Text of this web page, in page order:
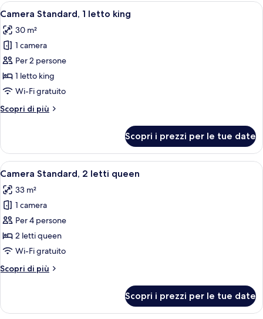
letti
Apri
tutte
le
foto
per
Camera
Standard,
letto
Una camera d'albergo con un letto
4
Camera Standard, 1 letto king
30 m²
1 camera
Per 2 persone
1 letto king
Wi-Fi gratuito
Scopri di più
Altri
Standard,
letto
Scopri i prezzi per le tue date
Apri
tutte
le
foto
per
Camera
Standard,
letti
Una camera d'albergo con un letto,
4
Camera Standard, 2 letti queen
33 m²
1 camera
Per 4 persone
2 letti queen
Wi-Fi gratuito
Scopri di più
Altri
Standard,
Scopri i prezzi per le tue date